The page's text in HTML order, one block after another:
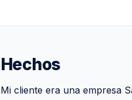
Hechos
Mi cliente era una empresa